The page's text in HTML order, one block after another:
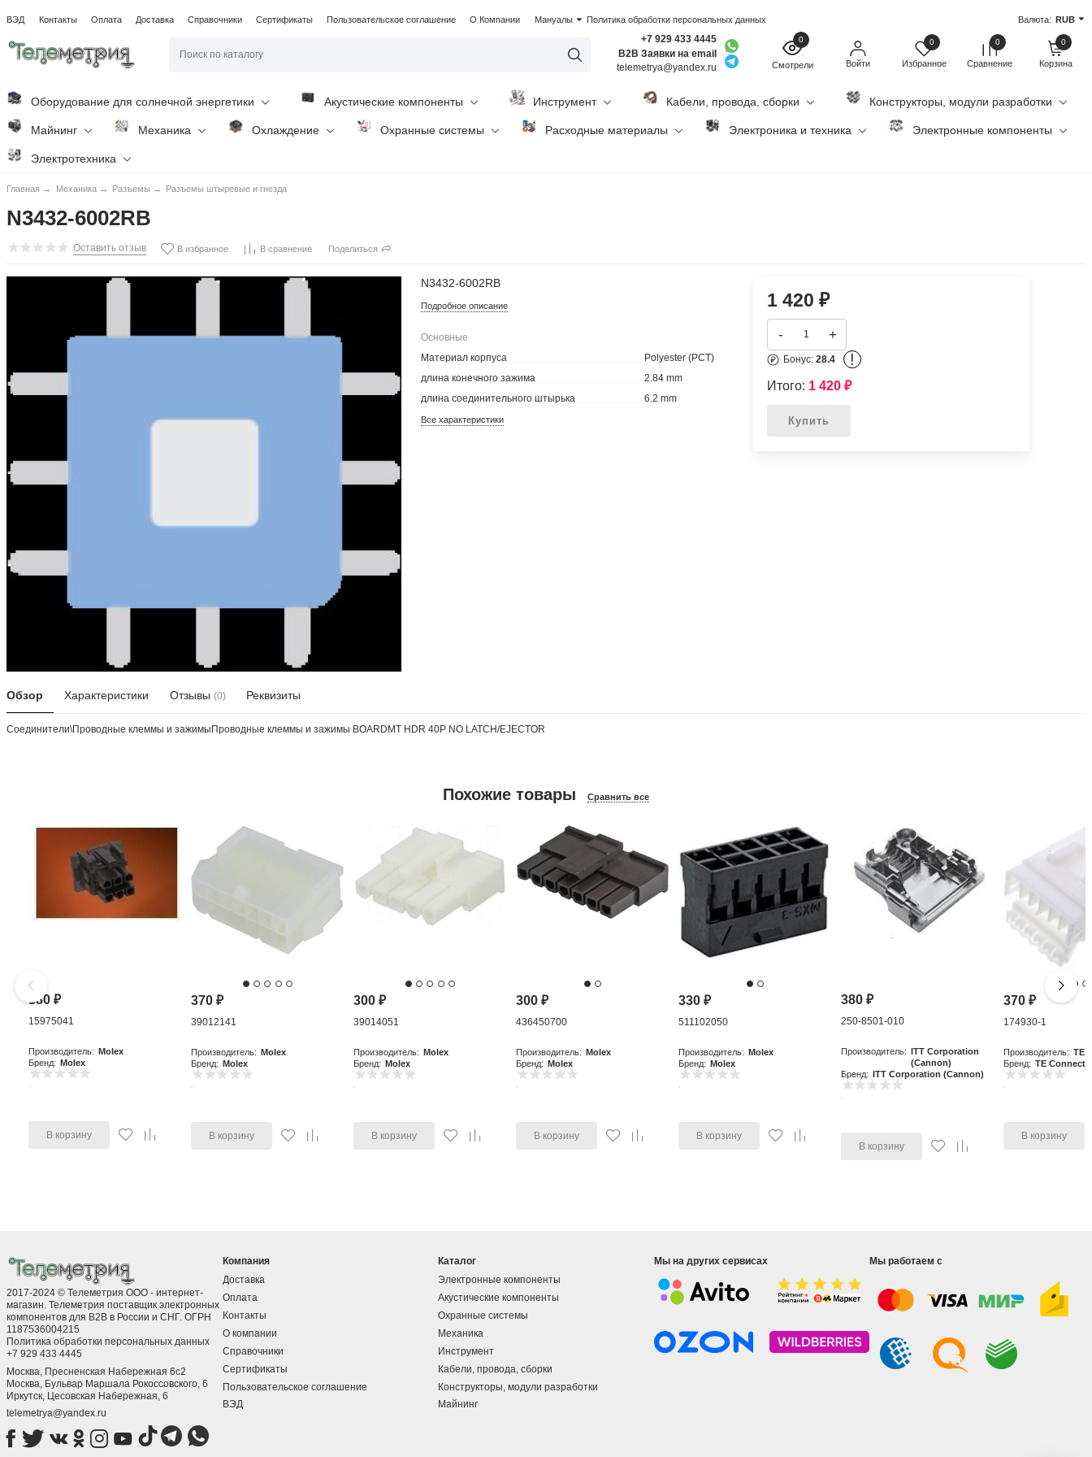
ВЭД Контакты Оплата Доставка Справочники Сертификаты Пользовательское соглашение О Компании Мануалы Политика обработки персональных данных Валюта: RUB
+7 929 433 4445
B2B Заявки на email
telemetrya@yandex.ru
0
Смотрели Войти
0
Избранное
0
Сравнение
0
Корзина
Оборудование для солнечной энергетики Акустические компоненты Инструмент Кабели, провода, сборки Конструкторы, модули разработки
Майнинг Механика Охлаждение Охранные системы Расходные материалы Электроника и техника Электронные компоненты
Электротехника
Главная → Механика → Разъемы → Разъемы штыревые и гнезда
N3432-6002RB
Оставить отзыв В избранное В сравнение Поделиться
N3432-6002RB
Подробное описание
Основные
Материал корпуса
Polyester (PCT)
длина конечного зажима
2.84 mm
длина соединительного штырька
6.2 mm
Все характеристики
1 420 ₽
- +
Бонус: 28.4 !
Итого: 1 420 ₽
Купить
Обзор Характеристики Отзывы (0) Реквизиты
Соединители\Проводные клеммы и зажимыПроводные клеммы и зажимы BOARDMT HDR 40P NO LATCH/EJECTOR
Похожие товары Сравнить все
380₽
15975041
Производитель: Molex
Бренд: Molex
В корзину
370₽
39012141
Производитель: Molex
Бренд: Molex
В корзину
300₽
39014051
Производитель: Molex
Бренд: Molex
В корзину
300₽
436450700
Производитель: Molex
Бренд: Molex
В корзину
330₽
511102050
Производитель: Molex
Бренд: Molex
В корзину
380₽
250-8501-010
Производитель: ITT Corporation
(Cannon)
Бренд: ITT Corporation (Cannon)
В корзину
370₽
174930-1
Производитель: TE
Бренд: TE
В корзину
2017-2024 © Телеметрия ООО - интернет-
магазин. Телеметрия поставщик электронных
компонентов для B2B в России и СНГ. ОГРН
1187536004215
Политика обработки персональных данных
+7 929 433 4445
Москва, Пресненская Набережная 6с2
Москва, ​Бульвар Маршала Рокоссовского, 6
Иркутск, ​Цесовская Набережная, 6
telemetrya@yandex.ru
Компания
Доставка
Оплата
Контакты
О компании
Справочники
Сертификаты
Пользовательское соглашение
ВЭД
Каталог
Электронные компоненты
Акустические компоненты
Охранные системы
Механика
Инструмент
Кабели, провода, сборки
Конструкторы, модули разработки
Майнинг
Мы на других сервисах Мы работаем с